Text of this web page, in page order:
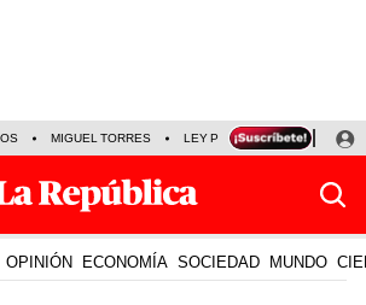
MIGUEL TORRES LEY PULPÍN PRECIO DEL
OPINIÓN ECONOMÍA SOCIEDAD MUNDO